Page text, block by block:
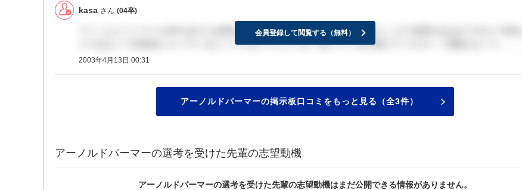
kasa さん (04卒)
アーノルドパーマーのHPを見ても採用が載っていないのですが、何か他のところで採用があるのですか？WRな
どではなくて百貨店に入っているところでないでしょうか？知っている方教えてください。知識がなくて。。。
2003年4月13日 00:31
会員登録して閲覧する（無料）
アーノルドパーマーの掲示板口コミをもっと見る（全3件）
アーノルドパーマーの選考を受けた先輩の志望動機
アーノルドパーマーの選考を受けた先輩の志望動機はまだ公開できる情報がありません。